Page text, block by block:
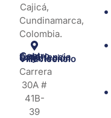
Cajicá,
Cundinamarca,
Colombia.
Centro de Experiencia y Orientación Villavicencio
Carrera
30A #
41B-
39